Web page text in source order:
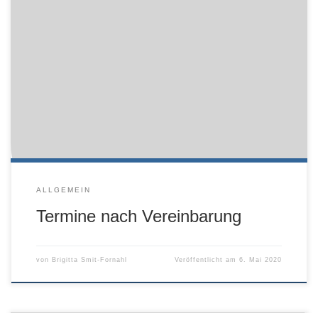
ALLGEMEIN
Termine nach Vereinbarung
von Brigitta Smit-Fornahl Veröffentlicht am6. Mai 2020